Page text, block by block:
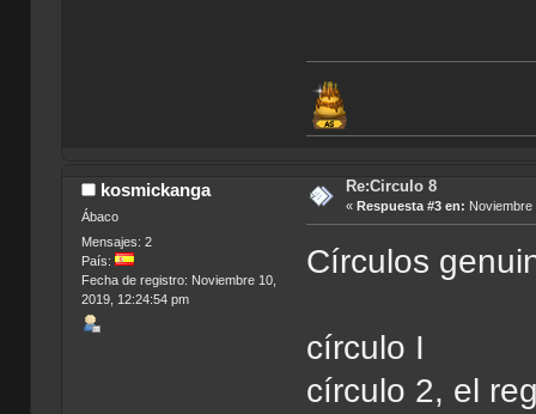
kosmickanga
Ábaco
Mensajes: 2
País:
Fecha de registro: Noviembre 10,
2019, 12:24:54 pm
Re:Circulo 8
« Respuesta #3 en: Noviembre
Círculos
círculo I
círculo 2, el